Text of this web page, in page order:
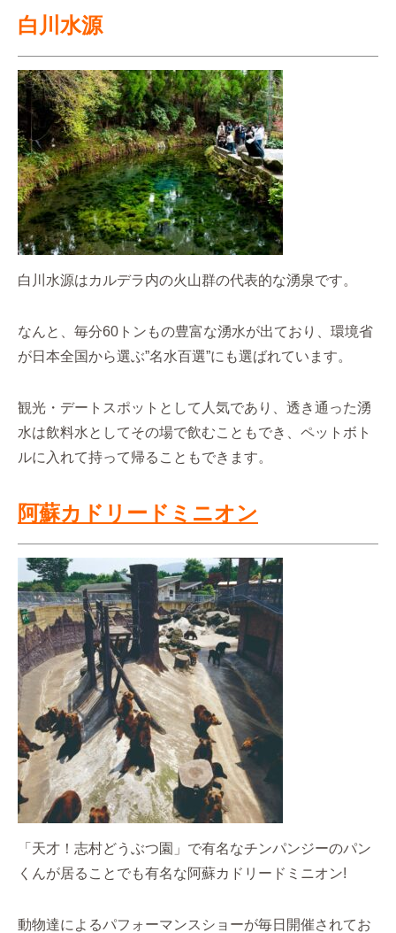
白川水源
白川水源はカルデラ内の火山群の代表的な湧泉です。
なんと、毎分60トンもの豊富な湧水が出ており、環境省
が日本全国から選ぶ”名水百選”にも選ばれています。
観光・デートスポットとして人気であり、透き通った湧
水は飲料水としてその場で飲むこともでき、ペットボト
ルに入れて持って帰ることもできます。
阿蘇カドリードミニオン
「天才！志村どうぶつ園」で有名なチンパンジーのパン
くんが居ることでも有名な阿蘇カドリードミニオン!
動物達によるパフォーマンスショーが毎日開催されてお